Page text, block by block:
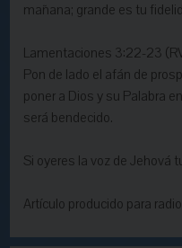
mañana; grande es tu
Lamentaciones 3:22-23
Pon de lado el afán de
poner a Dios y su Palabra
será bendecido.
Si oyeres la voz de Jehová
Artículo producido para